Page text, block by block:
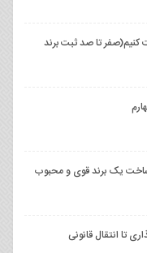
کنیم(صفر تا صد ثبت برند
تا انتقال قانونی